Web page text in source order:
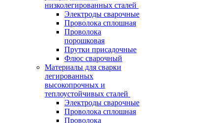
низколегированных сталей
Электроды сварочные
Проволока сплошная
Проволока
порошковая
Прутки присадочные
Флюс сварочный
Материалы для сварки
легированных
высокопрочных и
теплоустойчивых сталей
Электроды сварочные
Проволока сплошная
Проволока